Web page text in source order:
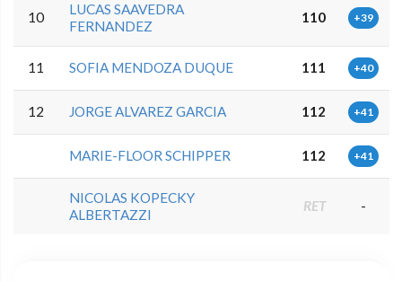
10
LUCAS SAAVEDRA
FERNANDEZ
110 +39
11 SOFIA MENDOZA DUQUE 111 +40
12 JORGE ALVAREZ GARCIA 112 +41
MARIE-FLOOR SCHIPPER 112 +41
NICOLAS KOPECKY
ALBERTAZZI
RET -